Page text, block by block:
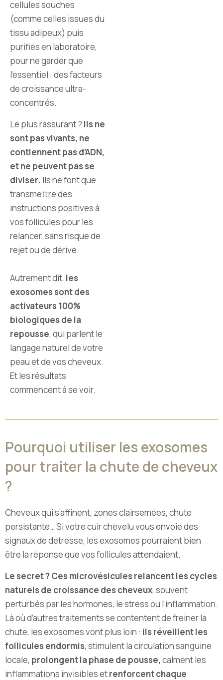
cellules souches
(comme celles issues du
tissu adipeux) puis
purifiés en laboratoire,
pour ne garder que
l’essentiel : des facteurs
de croissance ultra-
concentrés.
Le plus rassurant ? Ils ne
sont pas vivants, ne
contiennent pas d’ADN,
et ne peuvent pas se
diviser. Ils ne font que
transmettre des
instructions positives à
vos follicules pour les
relancer, sans risque de
rejet ou de dérive.
Autrement dit, les
exosomes sont des
activateurs 100%
biologiques de la
repousse, qui parlent le
langage naturel de votre
peau et de vos cheveux.
Et les résultats
commencent à se voir.
Pourquoi utiliser les exosomes
pour traiter la chute de cheveux
?
Cheveux qui s’affinent, zones clairsemées, chute
persistante… Si votre cuir chevelu vous envoie des
signaux de détresse, les exosomes pourraient bien
être la réponse que vos follicules attendaient.
Le secret ? Ces microvésicules relancent les cycles
naturels de croissance des cheveux, souvent
perturbés par les hormones, le stress ou l’inflammation.
Là où d’autres traitements se contentent de freiner la
chute, les exosomes vont plus loin : ils réveillent les
follicules endormis, stimulent la circulation sanguine
locale, prolongent la phase de pousse,calment les
inflammations invisibles etrenforcent chaque